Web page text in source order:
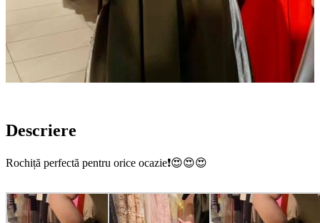
Descriere
Rochiță perfectă pentru orice ocazie❗️😍😍😍